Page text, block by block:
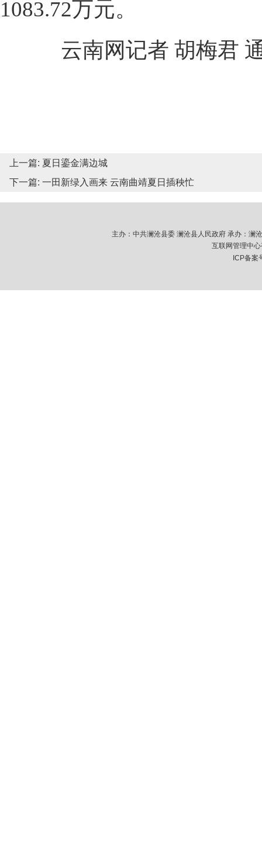
1083.72万元。
云南网记者 胡梅君
上一篇: 夏日鎏金满边城
下一篇: 一田新绿入画来 云南曲靖夏日插秧忙
主办：中共澜沧县委 澜沧县人民政府 承办：澜
互联网管理中
ICP备案